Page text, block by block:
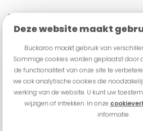
Deze website maakt
Buckaroo maakt gebruik van
Sommige cookies worden geplaatst door
de functionaliteit van onze site te
we ook analytische cookies die
werking van de website. U kunt uw
wijzigen of intrekken. In onze
informatie.
Buckaroo is niet in staat om
betrekking tot onderstaande
voor u te beantwoorden:
Annuleren van een
Opzeggen abonnement;
Levering en